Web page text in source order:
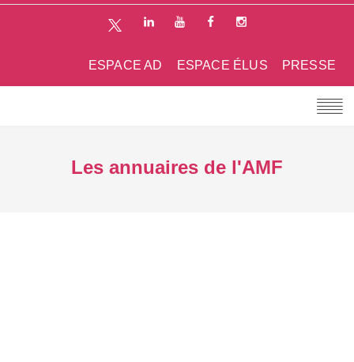
PRESSE
ESPACE ÉLUS
ESPACE AD
Les annuaires de l'AMF